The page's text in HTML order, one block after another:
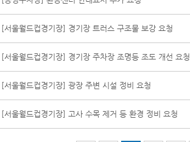
[서울월드컵경기장] 경기장 트러스 구조물 보강 요청
[서울월드컵경기장] 경기장 주차장 조명등 조도 개선 요청
[서울월드컵경기장] 광장 주변 시설 정비 요청
[서울월드컵경기장] 고사 수목 제거 등 환경 정비 요청